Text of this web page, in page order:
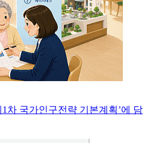
1차 국가인구전략 기본계획’에 담